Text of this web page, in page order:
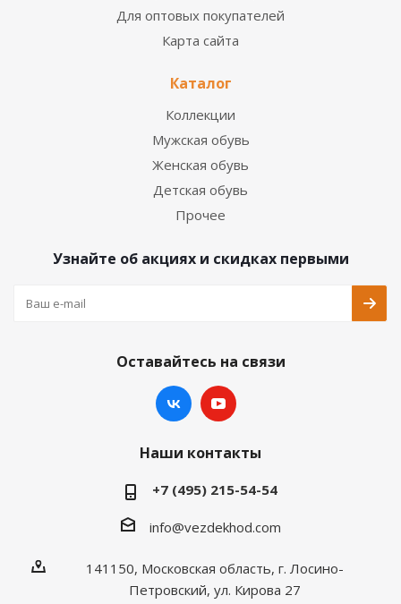
Для оптовых покупателей
Карта сайта
Каталог
Коллекции
Мужская обувь
Женская обувь
Детская обувь
Прочее
Узнайте об акциях и скидках первыми
Оставайтесь на связи
Наши контакты
+7 (495) 215-54-54
info@vezdekhod.com
141150, Московская область, г. Лосино-
Петровский, ул. Кирова 27